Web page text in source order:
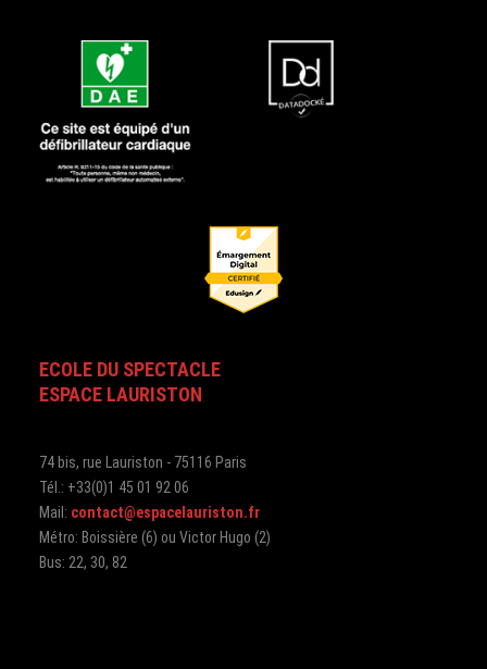
ECOLE DU SPECTACLE
ESPACE LAURISTON
74 bis, rue Lauriston - 75116 Paris
Tél.: +33(0)1 45 01 92 06
Mail: contact@espacelauriston.fr
Métro: Boissière (6) ou Victor Hugo (2)
Bus: 22, 30, 82